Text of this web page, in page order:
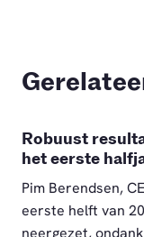
Robuust
het eerste
Pim Berendsen,
eerste helft van
neergezet,